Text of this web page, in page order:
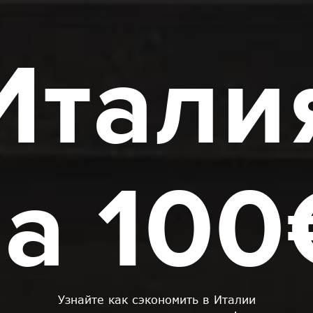
Узнайте как сэкономить в Италии